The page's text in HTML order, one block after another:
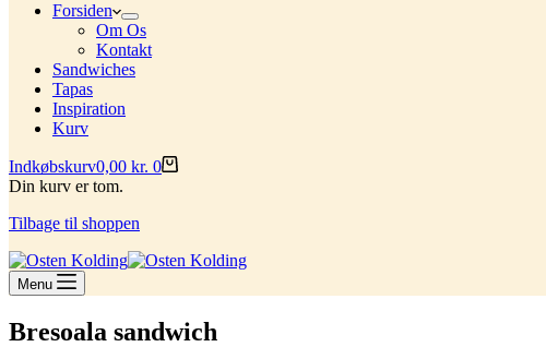
Forsiden
Om Os
Kontakt
Sandwiches
Tapas
Inspiration
Kurv
Indkøbskurv0,00 kr. 0
Din kurv er tom.
Tilbage til shoppen
Menu
Bresoala sandwich